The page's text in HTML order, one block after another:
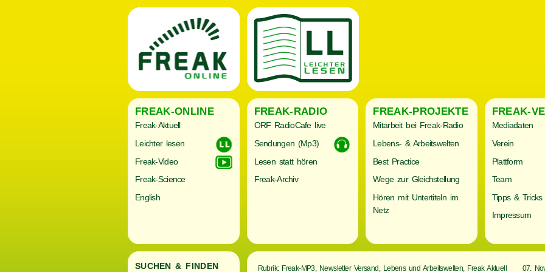
FREAK-ONLINE
Freak-Aktuell
Leichter lesen
Freak-Video
Freak-Science
English
FREAK-RADIO
ORF RadioCafe live
Sendungen (Mp3)
Lesen statt hören
Freak-Archiv
FREAK-PROJEKTE
Mitarbeit bei Freak-Radio
Lebens- & Arbeitswelten
Best Practice
Wege zur Gleichstellung
Hören mit Untertiteln im
Netz
FREAK-
Mediadaten
Verein
Plattform
Team
Tipps & Tricks
Impressum
SUCHEN & FINDEN Rubrik: Freak-MP3, Newsletter Versand, Lebens und Arbeitswelten, Freak Aktuell 07.